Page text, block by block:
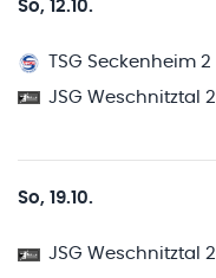
So, 12.10.
TSG Seckenheim 2
JSG Weschnitztal 2
So, 19.10.
JSG Weschnitztal 2